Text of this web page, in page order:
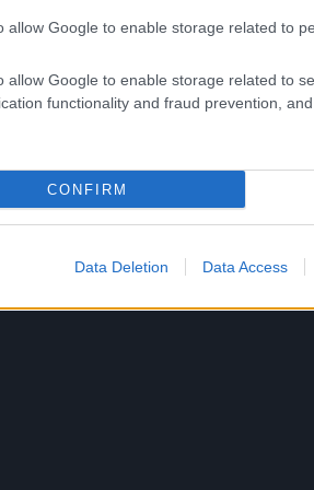
allow Google to enable storage related to
allow Google to enable storage related to
functionality and fraud prevention,
CONFIRM
Data Deletion Data Access